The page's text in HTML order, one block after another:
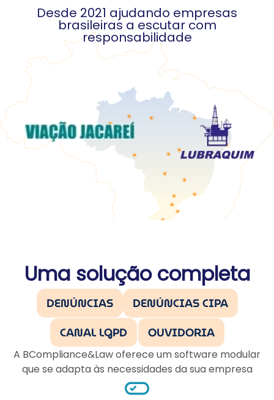
Desde 2021 ajudando empresas
brasileiras a escutar com
responsabilidade
Uma solução completa
DENÚNCIAS
DENÚNCIAS CIPA
CANAL LGPD
OUVIDORIA
A BCompliance&Law oferece um software modular
que se adapta às necessidades da sua empresa